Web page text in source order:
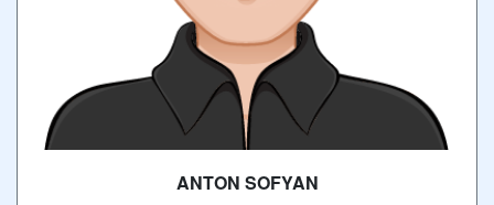
ANTON SOFYAN